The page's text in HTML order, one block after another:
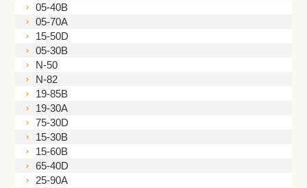
05-40B
05-70A
15-50D
05-30B
N-50
N-82
19-85B
19-30A
75-30D
15-30B
15-60B
65-40D
25-90A